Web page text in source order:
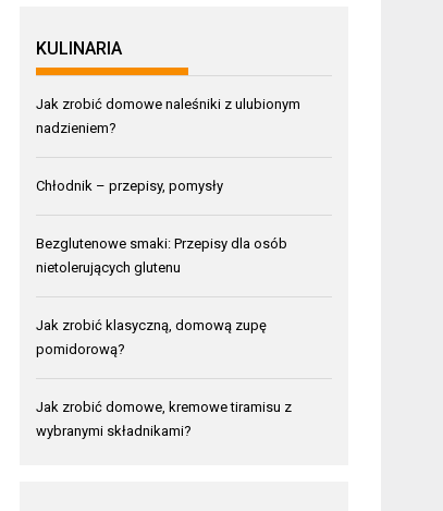
KULINARIA
Jak zrobić domowe naleśniki z ulubionym
nadzieniem?
Chłodnik – przepisy, pomysły
Bezglutenowe smaki: Przepisy dla osób
nietolerujących glutenu
Jak zrobić klasyczną, domową zupę
pomidorową?
Jak zrobić domowe, kremowe tiramisu z
wybranymi składnikami?